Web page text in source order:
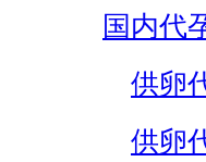
国内代
供卵
供卵